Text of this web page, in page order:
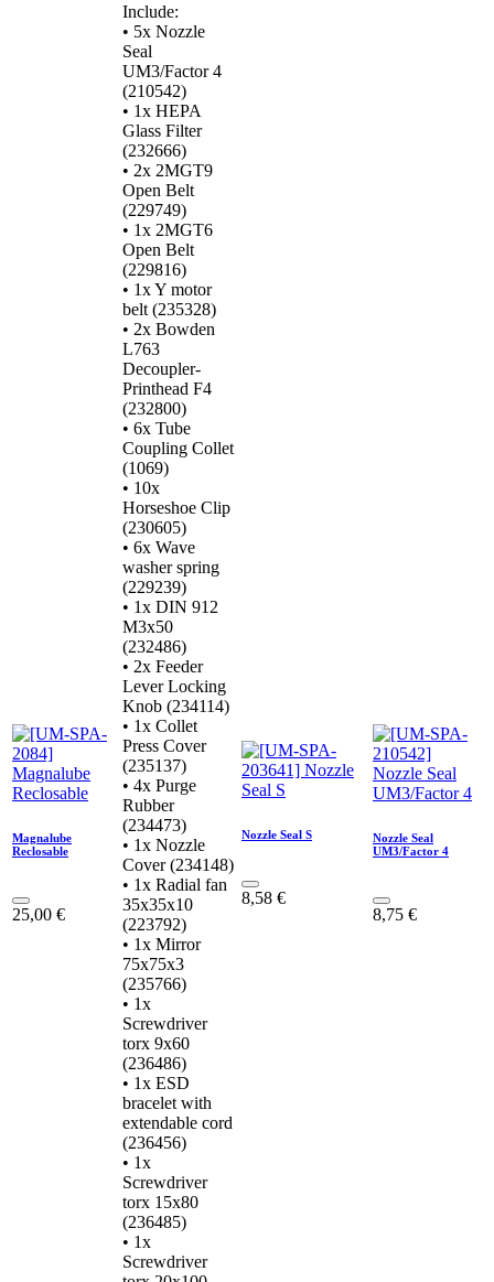
Magnalube
Reclosable
25,00 €
Include:
• 5x Nozzle
Seal
UM3/Factor 4
(210542)
• 1x HEPA
Glass Filter
(232666)
• 2x 2MGT9
Open Belt
(229749)
• 1x 2MGT6
Open Belt
(229816)
• 1x Y motor
belt (235328)
• 2x Bowden
L763
Decoupler-
Printhead F4
(232800)
• 6x Tube
Coupling Collet
(1069)
• 10x
Horseshoe Clip
(230605)
• 6x Wave
washer spring
(229239)
• 1x DIN 912
M3x50
(232486)
• 2x Feeder
Lever Locking
Knob (234114)
• 1x Collet
Press Cover
(235137)
• 4x Purge
Rubber
(234473)
• 1x Nozzle
Cover (234148)
• 1x Radial fan
35x35x10
(223792)
• 1x Mirror
75x75x3
(235766)
• 1x
Screwdriver
torx 9x60
(236486)
• 1x ESD
bracelet with
extendable cord
(236456)
• 1x
Screwdriver
torx 15x80
(236485)
• 1x
Screwdriver
Nozzle Seal S
8,58 €
Nozzle Seal
UM3/Factor 4
8,75 €